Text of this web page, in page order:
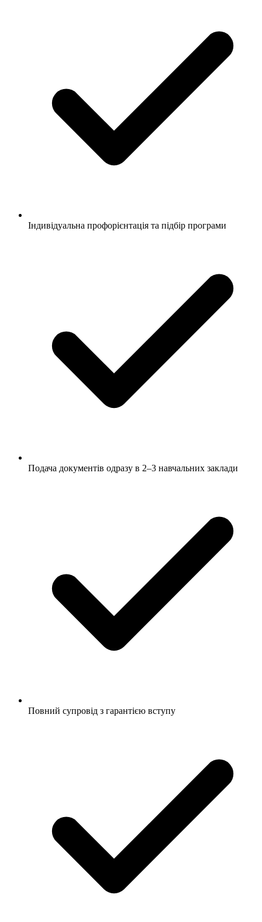
Індивідуальна профорієнтація та підбір програми
Подача документів одразу в 2–3 навчальних заклади
Повний супровід з гарантією вступу